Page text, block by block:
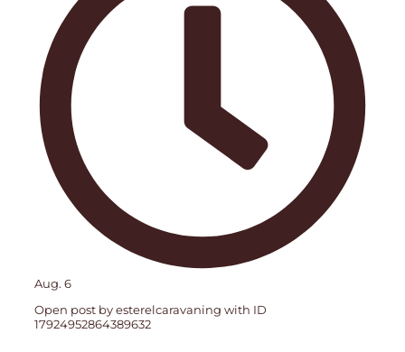
Aug. 6
Open post by esterelcaravaning with ID
17924952864389632